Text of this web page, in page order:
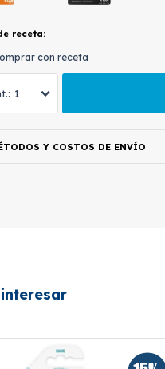
receta:
con receta
1
Y COSTOS DE ENVÍO